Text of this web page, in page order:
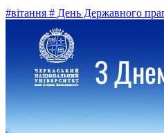
#вітання # День Державного